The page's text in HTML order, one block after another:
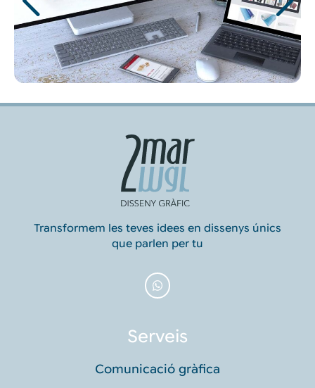
Transformem les teves idees en dissenys únics
que parlen per tu
Serveis
Comunicació gràfica